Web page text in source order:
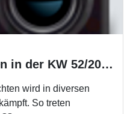
Sportveranstaltungen in der KW 52/2014
wird in diversen
So treten